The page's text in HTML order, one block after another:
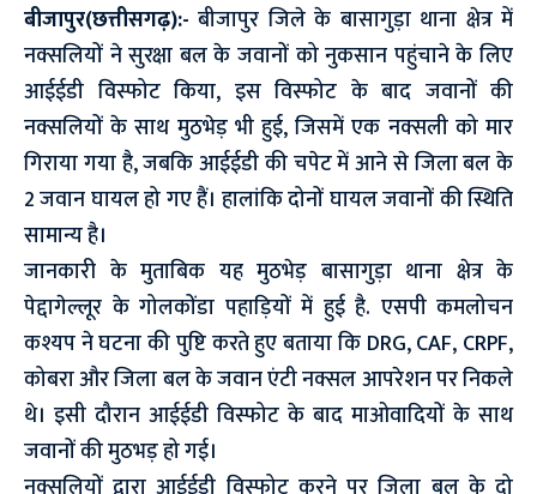
बीजापुर(छत्तीसगढ़):- बीजापुर जिले के बासागुड़ा थाना क्षेत्र में
नक्सलियों ने सुरक्षा बल के जवानों को नुकसान पहुंचाने के लिए
आईईडी विस्फोट किया, इस विस्फोट के बाद जवानों की
नक्सलियों के साथ मुठभेड़ भी हुई, जिसमें एक नक्सली को मार
गिराया गया है, जबकि आईईडी की चपेट में आने से जिला बल के
2 जवान घायल हो गए हैं। हालांकि दोनों घायल जवानों की स्थिति
सामान्य है।
जानकारी के मुताबिक यह मुठभेड़ बासागुड़ा थाना क्षेत्र के
पेद्दागेल्लूर के गोलकोंडा पहाड़ियों में हुई है. एसपी कमलोचन
कश्यप ने घटना की पुष्टि करते हुए बताया कि DRG, CAF, CRPF,
कोबरा और जिला बल के जवान एंटी नक्सल आपरेशन पर निकले
थे। इसी दौरान आईईडी विस्फोट के बाद माओवादियों के साथ
जवानों की मुठभड़ हो गई।